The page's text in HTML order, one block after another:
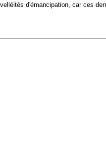
d'émancipation, car ces